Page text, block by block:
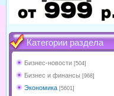
Категории раздела
Бизнес-новости [504]
Бизнес и финансы [968]
Экономика [5601]